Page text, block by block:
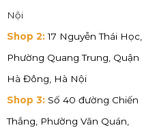
Nội
Shop 2: 17 Nguyễn Thái Học,
Phường Quang Trung, Quận
Hà Đông, Hà Nội
Shop 3: Số 40 đường Chiến
Thắng, Phường Văn Quán,